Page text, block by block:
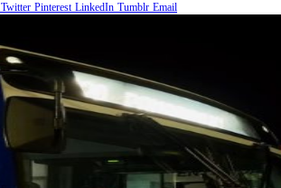
Twitter Pinterest LinkedIn Tumblr Email